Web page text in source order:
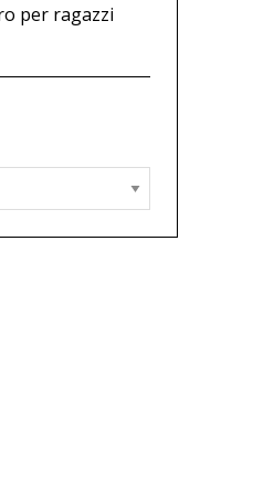
per ragazzi